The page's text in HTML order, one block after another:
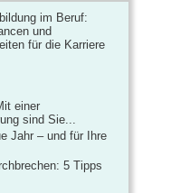
im Beruf:
und
für die Karriere
einer
sind Sie...
Jahr – und für Ihre
5 Tipps